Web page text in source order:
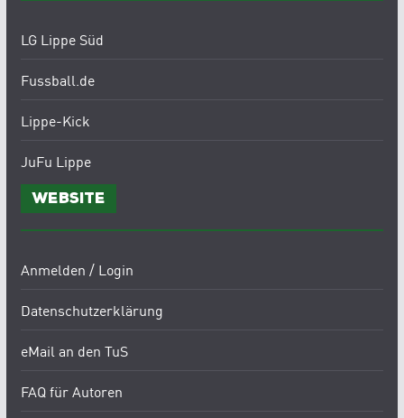
LG Lippe Süd
Fussball.de
Lippe-Kick
JuFu Lippe
Website
Anmelden / Login
Datenschutzerklärung
eMail an den TuS
FAQ für Autoren